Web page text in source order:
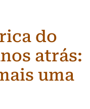
do
atrás:
uma